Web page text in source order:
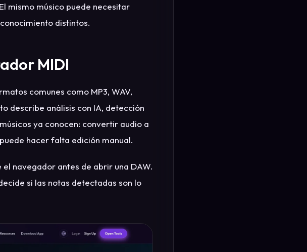
mismo músico puede necesitar
distintos.
MIDI
comunes como MP3, WAV,
describe análisis con IA, detección
ya conocen: convertir audio a
hacer falta edición manual.
navegador antes de abrir una DAW.
si las notas detectadas son lo